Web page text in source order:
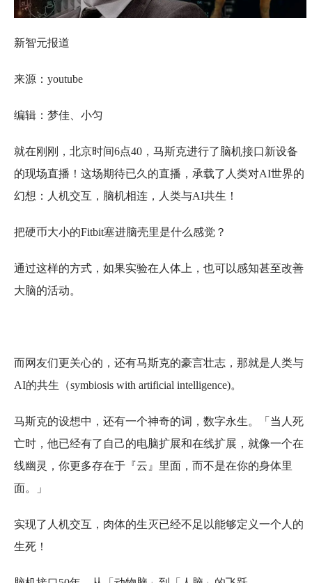
新智元报道
来源：youtube
编辑：梦佳、小匀
就在刚刚，北京时间6点40，马斯克进行了脑机接口新设备
的现场直播！这场期待已久的直播，承载了人类对AI世界的
幻想：人机交互，脑机相连，人类与AI共生！
把硬币大小的Fitbit塞进脑壳里是什么感觉？
通过这样的方式，如果实验在人体上，也可以感知甚至改善
大脑的活动。
而网友们更关心的，还有马斯克的豪言壮志，那就是人类与
AI的共生（symbiosis with artificial intelligence)。
马斯克的设想中，还有一个神奇的词，数字永生。「当人死
亡时，他已经有了自己的电脑扩展和在线扩展，就像一个在
线幽灵，你更多存在于『云』里面，而不是在你的身体里
面。」
实现了人机交互，肉体的生灭已经不足以能够定义一个人的
生死！